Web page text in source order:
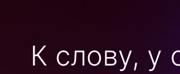
К слову, у